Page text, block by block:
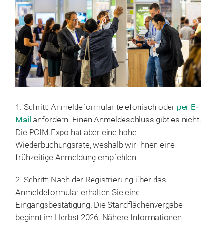
1. Schritt: Anmeldeformular telefonisch oder per E-
Mail anfordern. Einen Anmeldeschluss gibt es nicht.
Die PCIM Expo hat aber eine hohe
Wiederbuchungsrate, weshalb wir Ihnen eine
frühzeitige Anmeldung empfehlen
2. Schritt: Nach der Registrierung über das
Anmeldeformular erhalten Sie eine
Eingangsbestätigung. Die Standflächenvergabe
beginnt im Herbst 2026. Nähere Informationen